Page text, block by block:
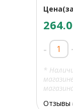
-
*
Отзывы